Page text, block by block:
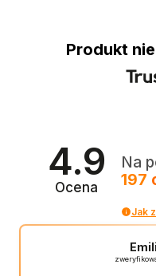
Produkt
4.9
Ocena
Na
197
Jak